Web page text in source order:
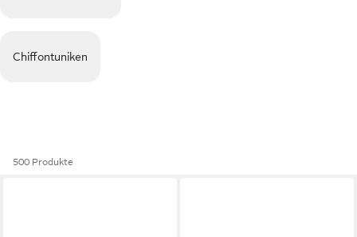
Chiffontuniken
500 Produkte